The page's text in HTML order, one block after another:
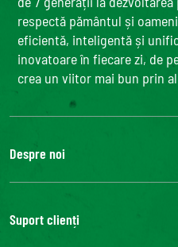
respectă pământul și
eficientă, inteligentă și
inovatoare în fiecare zi, de
crea un viitor mai bun prin
Despre noi
Grupul Bonduelle
Bonduelle Food Service
Suport clienți